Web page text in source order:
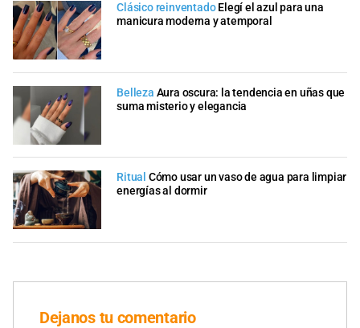
Clásico reinventado Elegí el azul para una
manicura moderna y atemporal
Belleza Aura oscura: la tendencia en uñas que
suma misterio y elegancia
Ritual Cómo usar un vaso de agua para limpiar
energías al dormir
Dejanos tu comentario